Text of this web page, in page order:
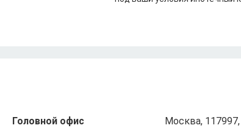
Головной офис
Москва,